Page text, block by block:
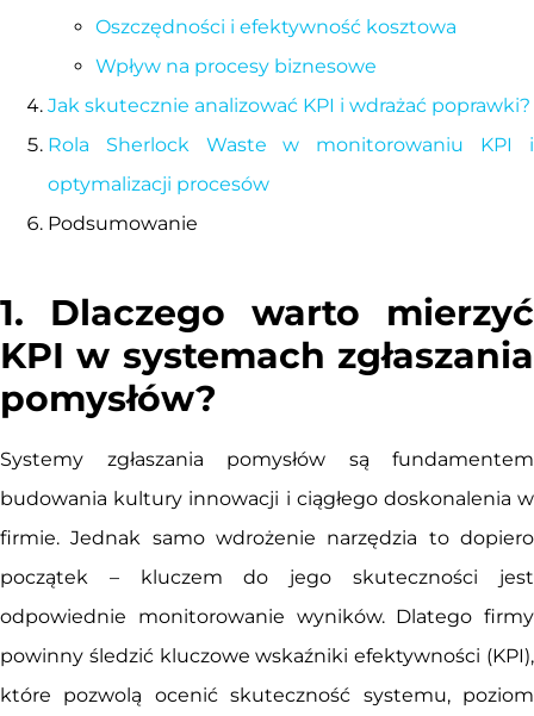
Oszczędności i efektywność kosztowa
Wpływ na procesy biznesowe
Jak skutecznie analizować KPI i wdrażać poprawki?
Rola Sherlock Waste w monitorowaniu KPI i
optymalizacji procesów
Podsumowanie
1. Dlaczego warto mierzyć
KPI w systemach zgłaszania
pomysłów?
Systemy zgłaszania pomysłów są fundamentem
budowania kultury innowacji i ciągłego doskonalenia w
firmie. Jednak samo wdrożenie narzędzia to dopiero
początek – kluczem do jego skuteczności jest
odpowiednie monitorowanie wyników. Dlatego firmy
powinny śledzić kluczowe wskaźniki efektywności (KPI),
które pozwolą ocenić skuteczność systemu, poziom